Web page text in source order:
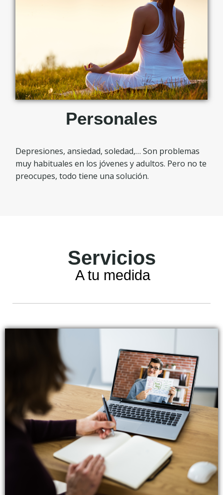
Personales
Depresiones, ansiedad, soledad,… Son problemas
muy habituales en los jóvenes y adultos. Pero no te
preocupes, todo tiene una solución.
Servicios
A tu medida